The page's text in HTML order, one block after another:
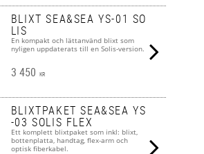
BLIXT SEA&SEA YS-01 SO
LIS
En kompakt och lättanvänd blixt som
nyligen uppdaterats till en Solis-version.
3 450 KR
BLIXTPAKET SEA&SEA YS
-03 SOLIS FLEX
Ett komplett blixtpaket som inkl: blixt,
bottenplatta, handtag, flex-arm och
optisk fiberkabel.